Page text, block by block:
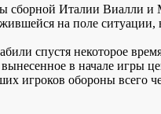
сборной Италии Виалли и
на поле
спустя некоторое
в начале игры
игроков обороны всего